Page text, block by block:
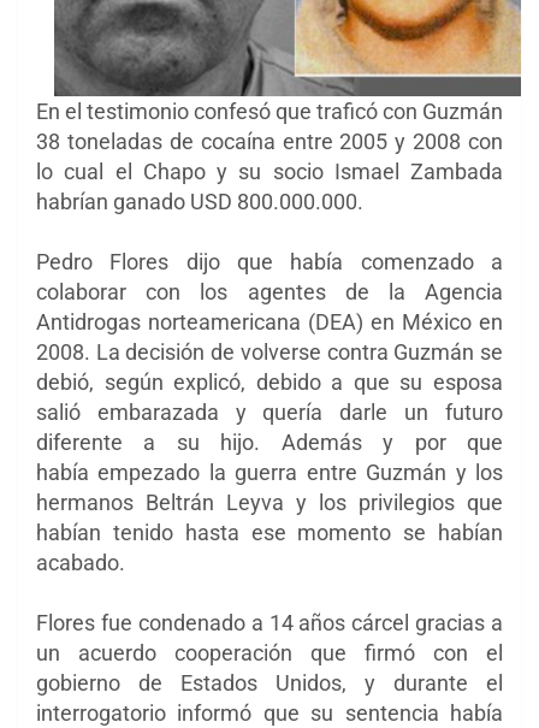
En el testimonio confesó que traficó con Guzmán
38 toneladas de cocaína entre 2005 y 2008 con
lo cual el Chapo y su socio Ismael Zambada
habrían ganado USD 800.000.000.
Pedro Flores dijo que había comenzado a
colaborar con los agentes de la Agencia
Antidrogas norteamericana (DEA) en México en
2008. La decisión de volverse contra Guzmán se
debió, según explicó, debido a que su esposa
salió embarazada y quería darle un futuro
diferente a su hijo. Además y por que
había empezado la guerra entre Guzmán y los
hermanos Beltrán Leyva y los privilegios que
habían tenido hasta ese momento se habían
acabado.
Flores fue condenado a 14 años cárcel gracias a
un acuerdo cooperación que firmó con el
gobierno de Estados Unidos, y durante el
interrogatorio informó que su sentencia había